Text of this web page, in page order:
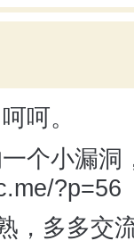
呵。
个小漏洞
?p=56
，多多交